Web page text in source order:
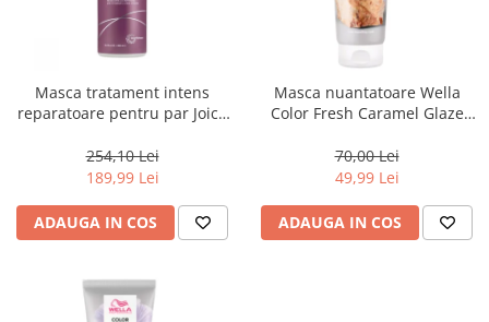
Masca tratament intens
reparatoare pentru par Joico
Mask, 500 ml
254,10 Lei
189,99 Lei
ADAUGA IN COS
Masca nuantatoare Wella
Color Fresh Caramel Glaze
70,00 Lei
49,99 Lei
ADAUGA IN COS